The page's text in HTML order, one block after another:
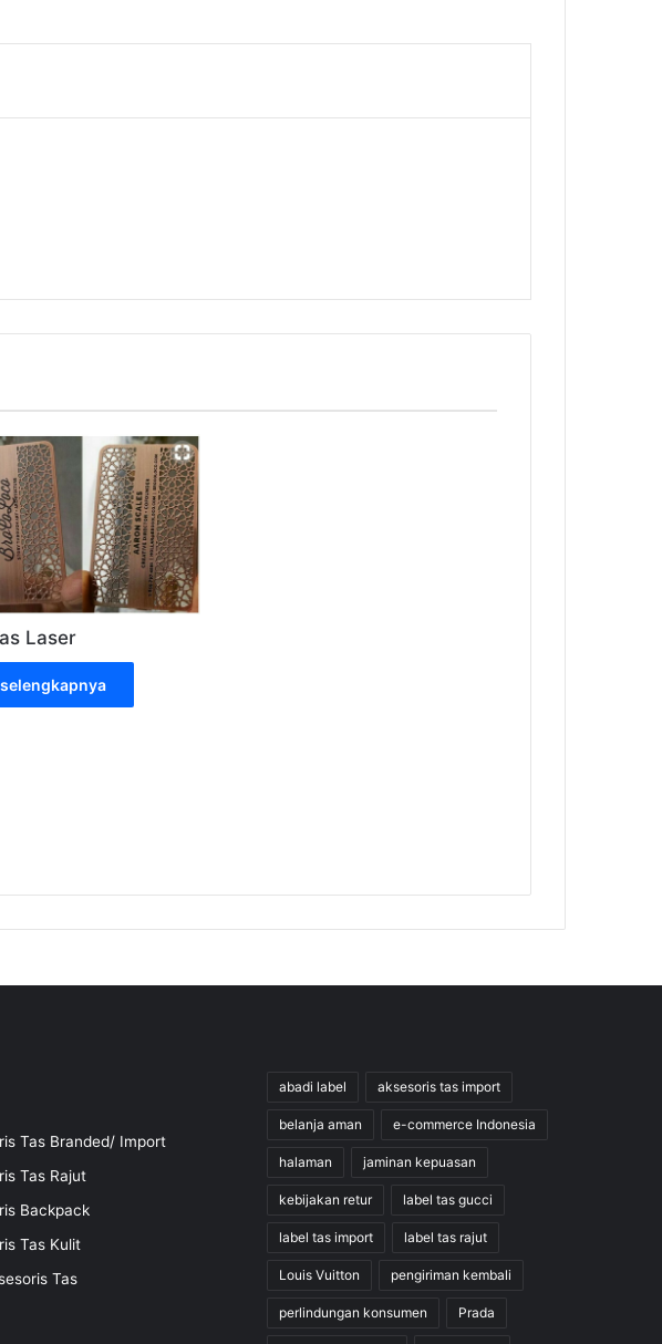
Laser
selengkapnya
Tas Branded/ Import
Tas Rajut
Backpack
Tas Kulit
Tas
abadi label aksesoris tas import
belanja aman e-commerce Indonesia
halaman jaminan kepuasan
kebijakan retur label tas gucci
label tas import label tas rajut
Louis Vuitton pengiriman kembali
perlindungan konsumen Prada